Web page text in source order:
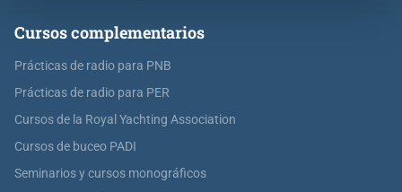
Cursos complementarios
Prácticas de radio para PNB
Prácticas de radio para PER
Cursos de la Royal Yachting Association
Cursos de buceo PADI
Seminarios y cursos monográficos